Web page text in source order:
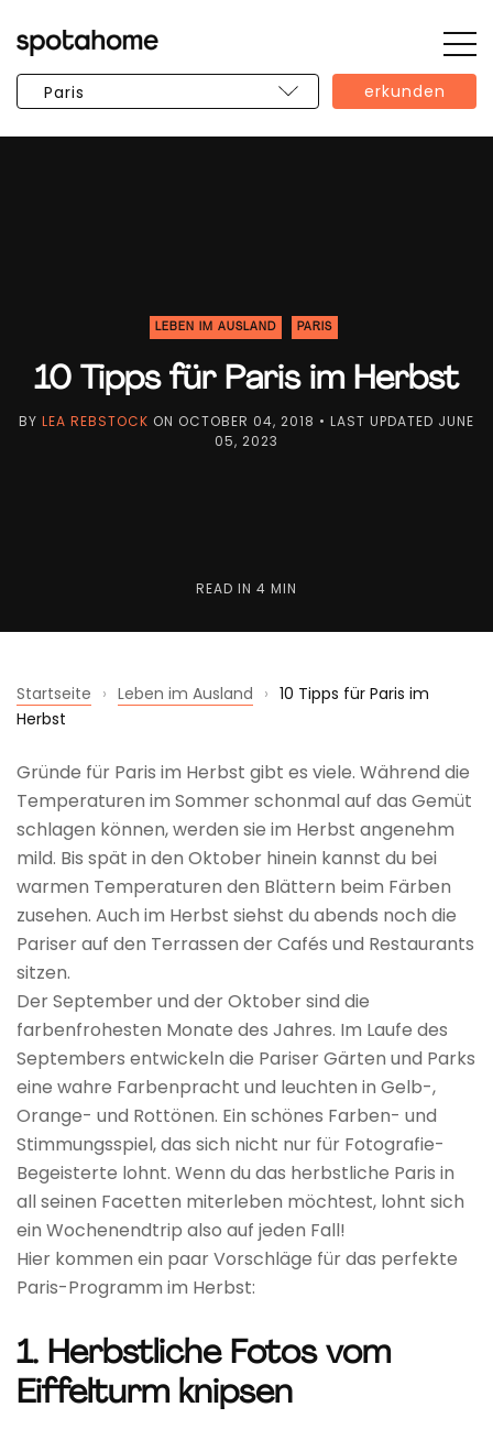
SPOTAHOME
erkunden
Sie
LEBEN IM AUSLAND PARIS
10 Tipps für Paris im Herbst
BY LEA REBSTOCK ON OCTOBER 04, 2018
READ IN 4 MIN
• LAST UPDATED JUNE
05, 2023
Startseite › Leben im Ausland › 10 Tipps für Paris im
Herbst
Gründe für Paris im Herbst gibt es viele. Während die
Temperaturen im Sommer schonmal auf das Gemüt
schlagen können, werden sie im Herbst angenehm
mild. Bis spät in den Oktober hinein kannst du bei
warmen Temperaturen den Blättern beim Färben
zusehen. Auch im Herbst siehst du abends noch die
Pariser auf den Terrassen der Cafés und Restaurants
sitzen.
Der September und der Oktober sind die
farbenfrohesten Monate des Jahres. Im Laufe des
Septembers entwickeln die Pariser Gärten und Parks
eine wahre Farbenpracht und leuchten in Gelb-,
Orange- und Rottönen. Ein schönes Farben- und
Stimmungsspiel, das sich nicht nur für Fotografie-
Begeisterte lohnt. Wenn du das herbstliche Paris in
all seinen Facetten miterleben möchtest, lohnt sich
ein Wochenendtrip also auf jeden Fall!
Hier kommen ein paar Vorschläge für das perfekte
Paris-Programm im Herbst:
1. Herbstliche Fotos vom
Eiffelturm knipsen